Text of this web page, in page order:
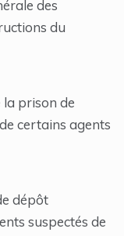
des
du
la prison de
certains agents
dépôt
suspectés de